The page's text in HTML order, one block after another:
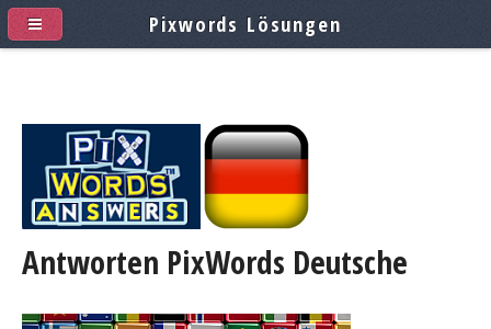
Antworten PixWords Deutsche
Pixwords Lösungen